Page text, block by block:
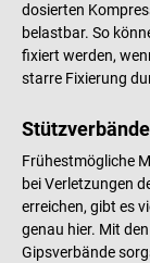
dosierten
belastbar. So
fixiert werden,
starre Fixierung
Frühestmögliche
bei Verletzungen
erreichen, gibt es
genau hier. Mit
Gipsverbände